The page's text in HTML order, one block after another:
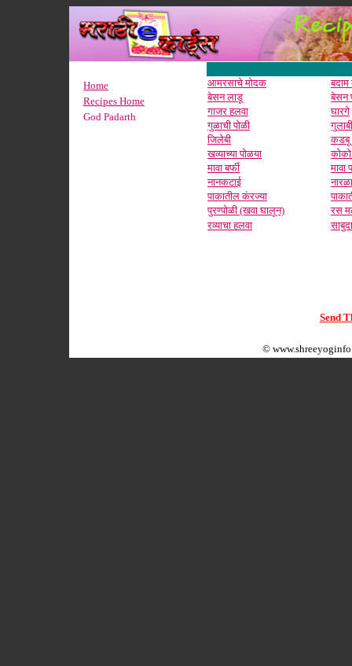
Home
Recipes Home
God Padarth
आमरसाचे मोदक
बदाम
बेसन लाडू
बेसन
गाजर हलवा
घारगे
गुळाची पोळी
जिलेबी
कडबू
खव्याच्या पोळया
कोको
मावा बर्फी
मावा
नानकटाई
पाकातील कंरज्या
पुरण्पोळी (खवा घालून)
रस
रव्याचा हलवा
Send
©